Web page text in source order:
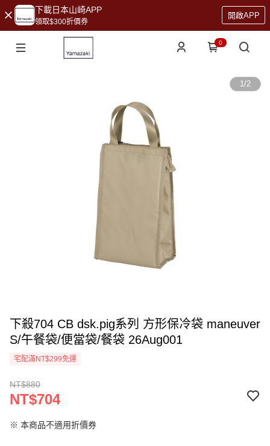
下載日本山崎APP
領取$300折價券
開啟APP
0
1/2
下殺704 CB dsk.pig系列 方形保冷袋 maneuver
S/午餐袋/便當袋/餐袋 26Aug001
宅配滿NT$299免運
NT$880
NT$704
※ 本商品不適用折價券